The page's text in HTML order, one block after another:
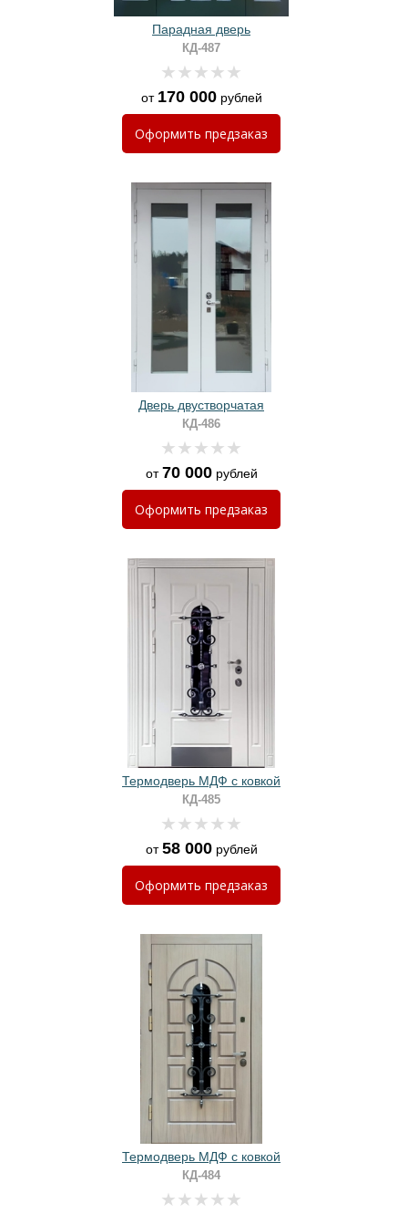
Парадная дверь
КД-487
от 170 000рублей
Оформить предзаказ
Дверь двустворчатая
КД-486
от70 000рублей
Оформить предзаказ
Термодверь МДФ с ковкой
КД-485
от58 000рублей
Оформить предзаказ
Термодверь МДФ с ковкой
КД-484